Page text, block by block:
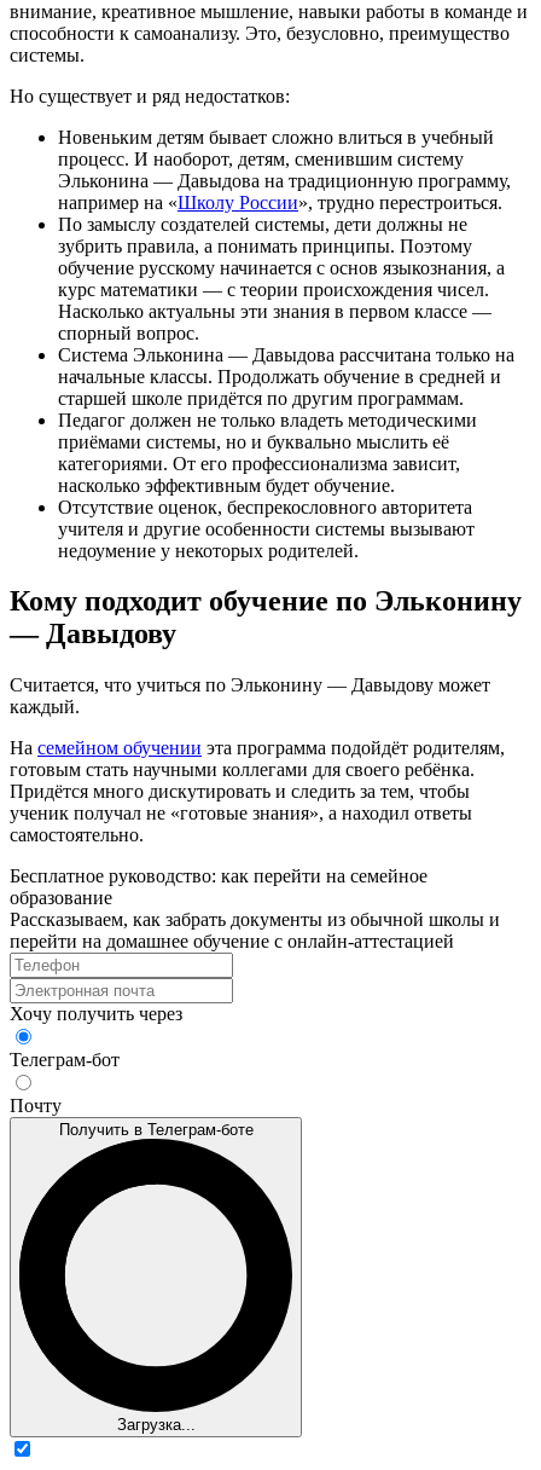
внимание, креативное мышление, навыки работы в команде и
способности к самоанализу. Это, безусловно, преимущество
системы.
Но существует и ряд недостатков:
Новеньким детям бывает сложно влиться в учебный
процесс. И наоборот, детям, сменившим систему
Эльконина — Давыдова на традиционную программу,
например на «Школу России», трудно перестроиться.
По замыслу создателей системы, дети должны не
зубрить правила, а понимать принципы. Поэтому
обучение русскому начинается с основ языкознания, а
курс математики — с теории происхождения чисел.
Насколько актуальны эти знания в первом классе —
спорный вопрос.
Система Эльконина — Давыдова рассчитана только на
начальные классы. Продолжать обучение в средней и
старшей школе придётся по другим программам.
Педагог должен не только владеть методическими
приёмами системы, но и буквально мыслить её
категориями. От его профессионализма зависит,
насколько эффективным будет обучение.
Отсутствие оценок, беспрекословного авторитета
учителя и другие особенности системы вызывают
недоумение у некоторых родителей.
Кому подходит обучение по Эльконину
— Давыдову
Считается, что учиться по Эльконину — Давыдову может
каждый.
На семейном обучении эта программа подойдёт родителям,
готовым стать научными коллегами для своего ребёнка.
Придётся много дискутировать и следить за тем, чтобы
ученик получал не «готовые знания», а находил ответы
самостоятельно.
Бесплатное руководство: как перейти на семейное
образование
Рассказываем, как забрать документы из обычной школы и
перейти на домашнее обучение с онлайн‑аттестацией
Хочу получить через
Телеграм-бот
Почту
Получить в Телеграм-боте
Загрузка...